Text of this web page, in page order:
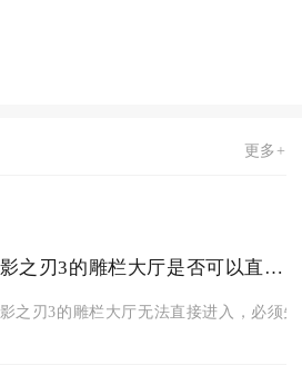
更多+
影之刃3的雕栏大厅是否可以直接进入还是需要完成某些任务
影之刃3的雕栏大厅无法直接进入，必须